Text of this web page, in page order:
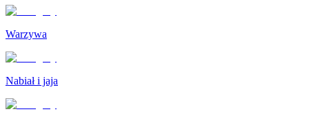
Warzywa
Nabiał i jaja